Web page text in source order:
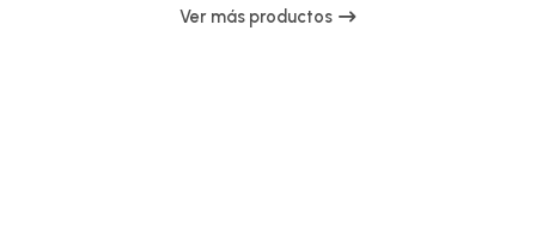
Ver más productos